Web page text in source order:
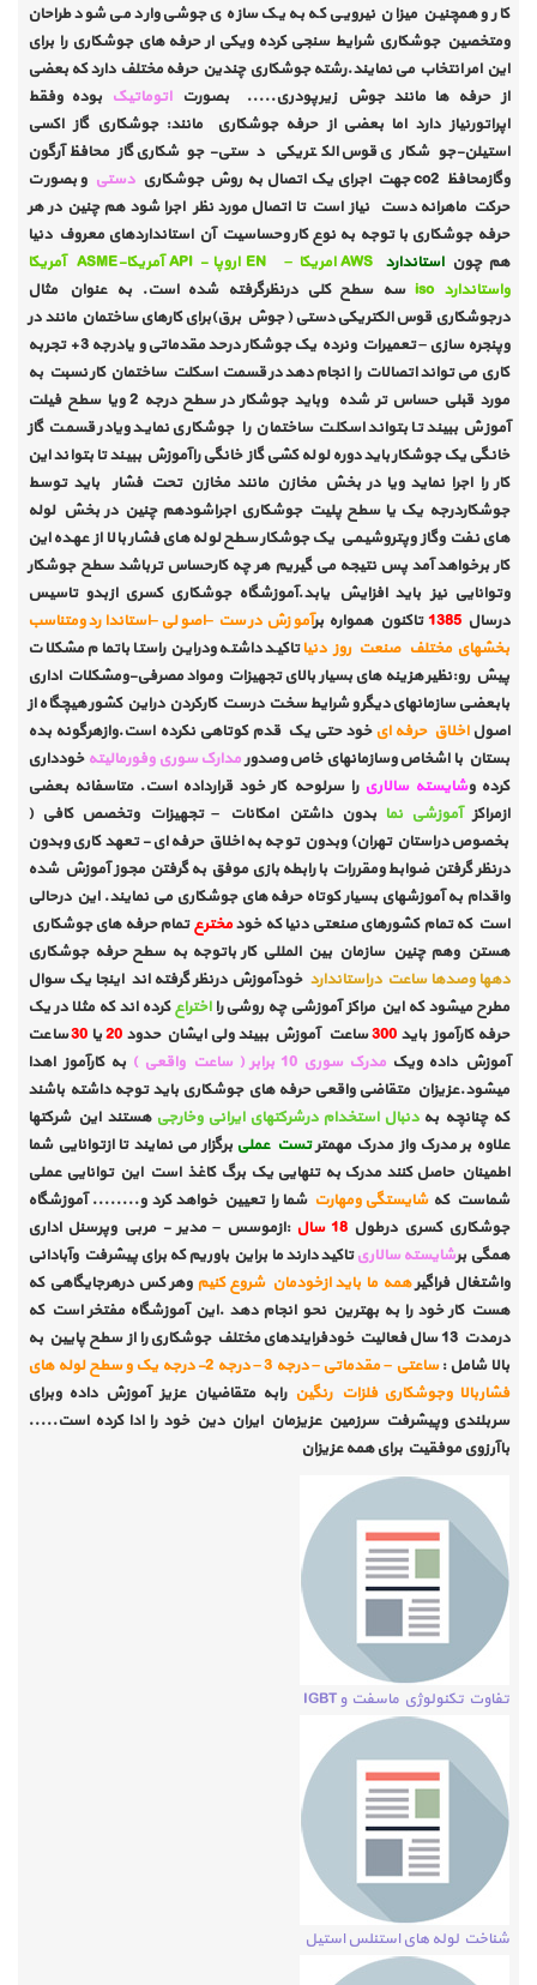
کار و همچنین میزان نیرویی که به یک سازه ی جوشی وارد می شود طراحان
ومتخصین جوشکاری شرایط سنجی کرده ویکی ار حرفه های جوشکاری را برای
این امر انتخاب می نمایند.رشته جوشکاری چندین حرفه مختلف دارد که بعضی
از حرفه ها مانند جوش زیرپودری..... بصورتاتوماتیک بوده وفقط
اپراتورنیاز دارد اما بعضی از حرفه جوشکاری
مانند: جوشکاری گاز اکسی
استیلن-جوشکاری قوس الکتریکی دستی- جوشکاری گازمحافظ آرگون
وگازمحافظ co2 جهت اجرای یک اتصال به روش جوشکاری
دستی و بصورت
حرکت ماهرانه دست نیاز است تا اتصال مورد نظر اجرا شود هم چنین در هر
حرفه جوشکاری با توجه به نوع کار وحساسیت آن استانداردهای معروف دنیا
هم چوناستاندارد
AWS امریکا – EN اروپا - API آمریکا-ASME آمریکا
واستاندارد iso
سه سطح کلی درنظرگرفته شده است. به عنوان مثال
درجوشکاری قوس الکتریکی دستی ( جوش برق)برای کارهای ساختمان مانند در
وپنجره سازی – تعمیرات ونرده یک جوشکار درحد مقدماتی و یادرجه 3 + تجربه
کاری می تواند اتصالات را انجام دهد در قسمت اسکلت ساختمان کار نسبت به
مورد قبلی حساس تر شده وباید جوشکار در سطح درجه 2 ویا سطح فیلت
آموزش ببیند تا بتواند اسکلت ساختمان را جوشکاری نماید ویادر قسمت گاز
خانگی یک جوشکار باید دوره لوله کشی گاز خانگی راآموزش ببیند تا بتواند این
کار را اجرا نماید ویا در بخش مخازن مانند مخازن تحت فشار باید توسط
جوشکاردرجه یک یا سطح پلیت جوشکاری اجراشودهم چنین در بخش لوله
های نفت وگاز وپتروشیمی یک جوشکار سطح لوله های فشار بالا از عهده این
کار برخواهد آمد پس نتیجه می گیریم هر چه کارحساس ترباشد سطح جوشکار
وتوانایی نیز باید افزایش یابد.آموزشگاه جوشکاری کسری ازبدو تاسیس
درسال 1385تاکنون همواره برآموزش درست –اصولی –استاندارد ومتناسب
بخشهای مختلف صنعت روز دنیاتاکید داشته ودراین راستا باتمام مشکلات
پیش رو:نظیر هزینه های بسیار بالای تجهیزات ومواد مصرفی-ومشکلات اداری
بابعضی سازمانهای دیگرو شرایط سخت درست کارکردن دراین کشور هیچگاه از
اصولاخلاق حرفه ای خود حتی یک قدم کوتاهی نکرده است.وازهرگونه بده
بستان با اشخاص وسازمانهای خاص وصدورمدارک سوری وفورمالیته خودداری
کرده وشایسته سالاری را سرلوحه کار خود قرارداده است. متاسفانه بعضی
ازمراکزآموزشی نما بدون داشتن امکانات – تجهیزات وتخصص کافی (
بخصوص دراستان تهران) وبدون توجه به اخلاق حرفه ای - تعهد کاری وبدون
درنظر گرفتن ضوابط ومقررات با رابطه بازی موفق به گرفتن مجوز آموزش شده
واقدام به آموزشهای بسیار کوتاه حرفه های جوشکاری می نمایند. این درحالی
است که تمام کشورهای صنعتی دنیا که خودمخترعتمام حرفه های جوشکاری
هستن وهم چنین سازمان بین المللی کار باتوجه به سطح حرفه جوشکاری
دهها وصدها ساعت دراستاندارد خودآموزش درنظر گرفته اند اینجا یک سوال
مطرح میشود که این مراکز آموزشی چه روشی رااختراعکرده اند که مثلا در یک
حرفه کارآموز باید300ساعت آموزش ببیند ولی ایشان حدود 20یا
ساعت
آموزش داده ویک مدرک سوری 10 برابر ( ساعت واقعی )
به کارآموز اهدا
میشود.عزیزان متقاضی واقعی حرفه های جوشکاری باید توجه داشته باشند
که چنانچه بهدنبال استخدام درشرکتهای ایرانی وخارجی هستند این شرکتها
علاوه بر مدرک واز مدرک مهمترتست عملی برگزار می نمایند تا ازتوانایی شما
اطمینان حاصل کنند مدرک به تنهایی یک برگ کاغذ است این توانایی عملی
شماست کهشایستگی ومهارت شما را تعیین خواهد کرد و........ آموزشگاه
جوشکاری کسری درطول
:ازموسس – مدیر - مربی وپرسنل اداری
همگی برشایسته سالاریتاکید دارند ما براین باوریم که برای پیشرفت وآبادانی
واشتغال فراگیرهمه ما باید ازخودمان شروع کنیم وهر کس درهرجایگاهی که
هست کار خود را به بهترین نحو انجام دهد .این آموزشگاه مفتخر است که
درمدت 13 سال فعالیت خودفرایندهای مختلف جوشکاری را از سطح پایین به
بالا شامل :
ساعتی – مقدماتی – درجه 3 – درجه 2- درجه یک و سطح لوله های
فشاربالا وجوشکاری فلزات رنگین رابه متقاضیان عزیز آموزش داده وبرای
سربلندی وپیشرفت سرزمین عزیزمان ایران دین خود را ادا کرده است.....
باآرزوی موفقیت برای همه عزیزان
تفاوت تكنولوژي ماسفت و IGBT
شناخت لوله های استنلس استیل